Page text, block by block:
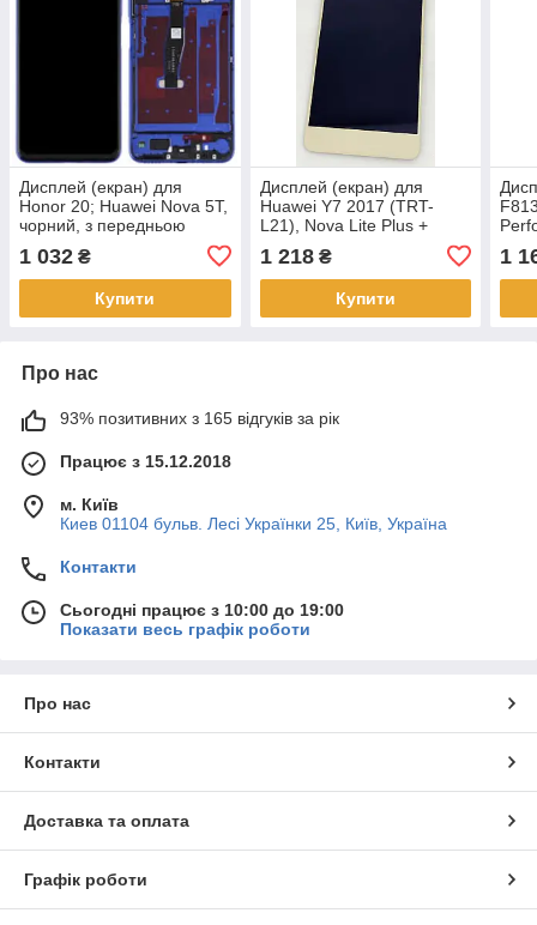
Дисплей (екран) для
Honor 20; Huawei Nova 5T,
чорний, з передньою
панеллю синього кольору,
Sapphire Blue
1 032 ₴
Купити
Дисплей (екран) для
Huawei Y7 2017 (TRT-
L21), Nova Lite Plus +
тачскрін, колір золотистий
1 218₴
Купити
1
Про нас
93% позитивних з 165 відгуків за рік
Працює з 15.12.2018
м. Київ
Киев 01104 бульв. Лесі Українки 25, Київ, Україна
Контакти
Сьогодні працює з 10:00 до 19:00
Показати весь графік роботи
Про нас
Контакти
Доставка та оплата
Графік роботи